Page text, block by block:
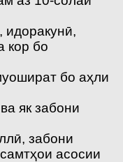
кор бо
бо аҳли
як забони
забони
асосии